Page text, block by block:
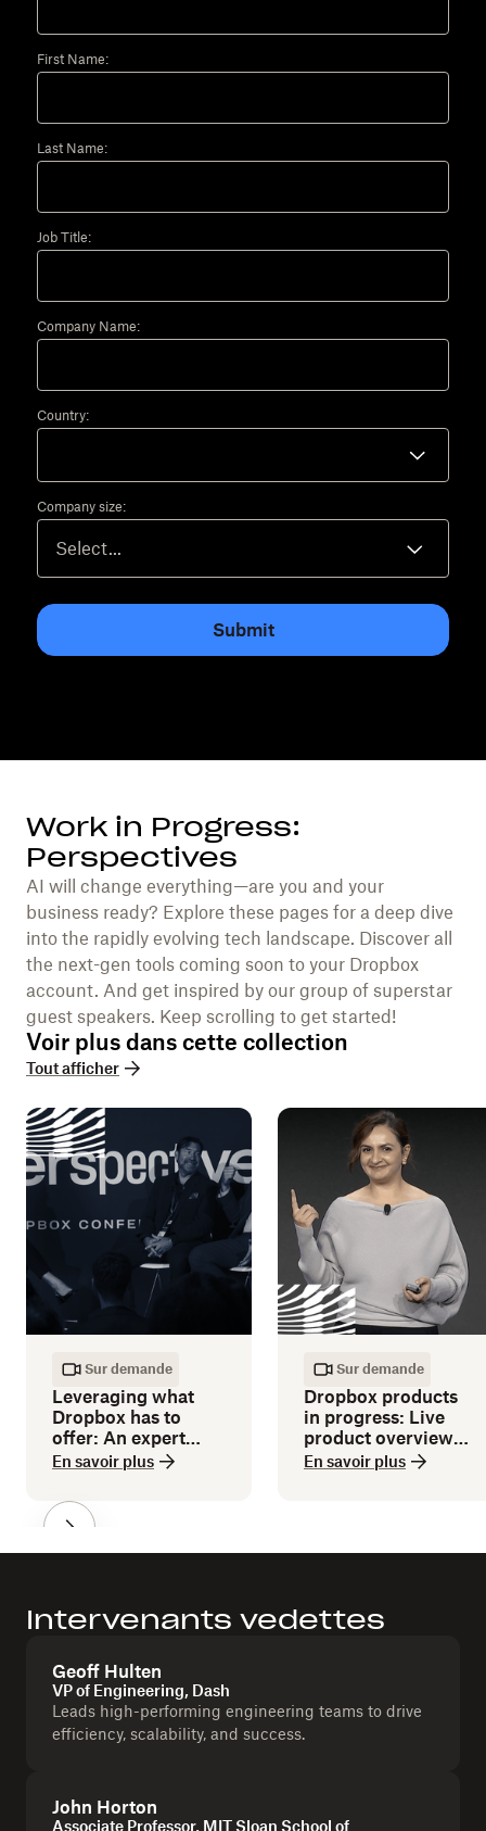
First Name:
Last Name:
Job Title:
Company Name:
Country:
Company size:
Submit
Work in Progress:
Perspectives
AI will change everything—are you and your
business ready? Explore these pages for a deep dive
into the rapidly evolving tech landscape. Discover all
the next-gen tools coming soon to your Dropbox
account. And get inspired by our group of superstar
guest speakers. Keep scrolling to get started!
Voir plus dans cette collection
Tout afficher
Sur demande
Leveraging what
Dropbox has to
offer: An expert
guide
En savoir plus
Sur demande
Dropbox products
in progress: Live
product overview
and demos
En savoir plus
Intervenants vedettes
Geoff Hulten
VP of Engineering, Dash
Leads high-performing engineering teams to drive
efficiency, scalability, and success.
John Horton
Associate Professor, MIT Sloan School of